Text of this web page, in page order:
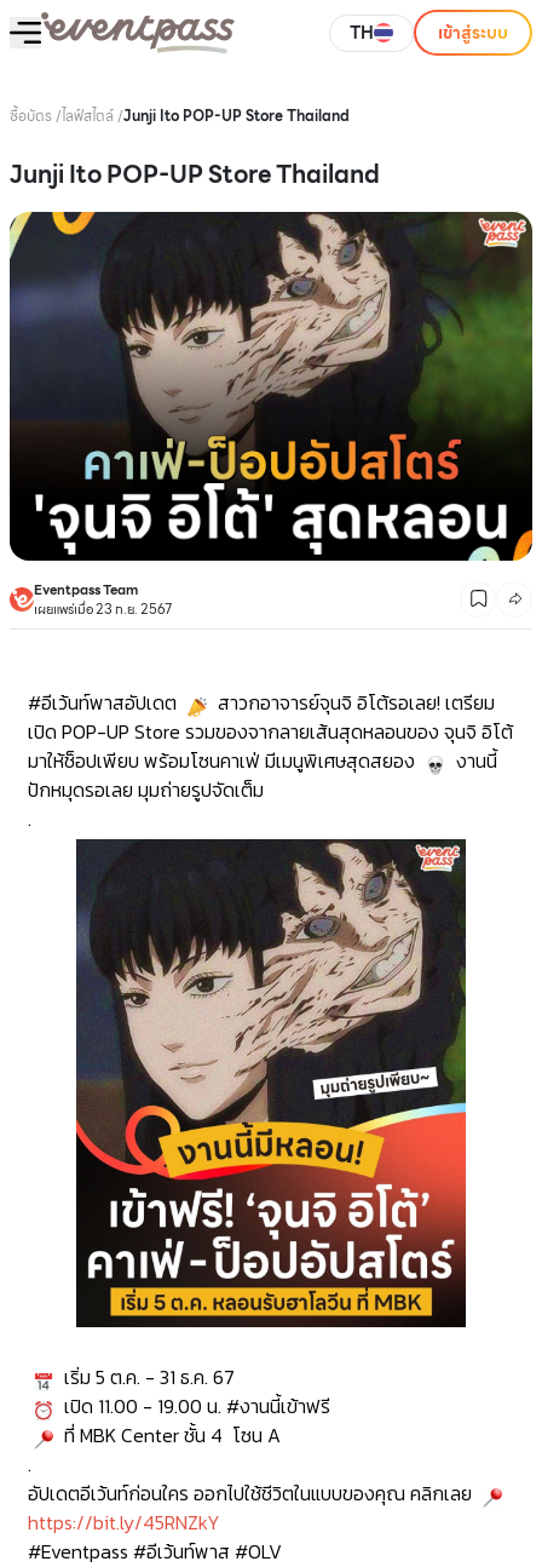
TH เข้าสู่ระบบ
ซื้อบัตร /ไลฟ์สไตล์/Junji Ito POP-UP Store Thailand
Junji Ito POP-UP Store Thailand
Eventpass Team
เผยแพร่เมื่อ 23 ก.ย. 2567
#อีเว้นท์พาสอัปเดต
สาวกอาจารย์จุนจิ อิโต้รอเลย! เตรียม
เปิด POP-UP Store รวมของจากลายเส้นสุดหลอนของ จุนจิ อิโต้
มาให้ช็อปเพียบ พร้อมโซนคาเฟ่ มีเมนูพิเศษสุดสยอง
งานนี้
ปักหมุดรอเลย มุมถ่ายรูปจัดเต็ม
.
เริ่ม 5 ต.ค. - 31 ธ.ค. 67
เปิด 11.00 - 19.00 น. #งานนี้เข้าฟรี
ที่ MBK Centerชั้น 4 โซน A
.
อัปเดตอีเว้นท์ก่อนใคร ออกไปใช้ชีวิตในแบบของคุณ คลิกเลย
https://bit.ly/45RNZkY
#Eventpass #อีเว้นท์พาส #OLV